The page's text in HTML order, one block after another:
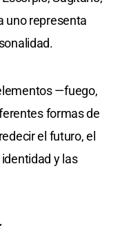
uno representa
—fuego,
formas de
el futuro, el
y las